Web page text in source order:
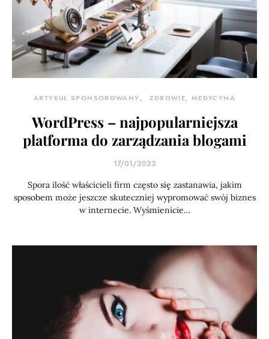
ARTYKUŁ SPONSOROWANY ZDROWIE, MEDYCYNA
WordPress – najpopularniejsza
platforma do zarządzania blogami
17/01/2023
Spora ilość właścicieli firm często się zastanawia, jakim
sposobem może jeszcze skuteczniej wypromować swój biznes
w internecie. Wyśmienicie…